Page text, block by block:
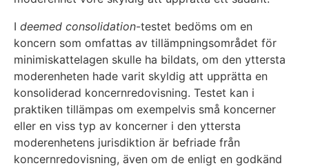
I deemed consolidation-testet bedöms om en
koncern som omfattas av tillämpningsområdet för
minimiskattelagen skulle ha bildats, om den yttersta
moderenheten hade varit skyldig att upprätta en
konsoliderad koncernredovisning. Testet kan i
praktiken tillämpas om exempelvis små koncerner
eller en viss typ av koncerner i den yttersta
moderenhetens jurisdiktion är befriade från
koncernredovisning, även om de enligt en godkänd